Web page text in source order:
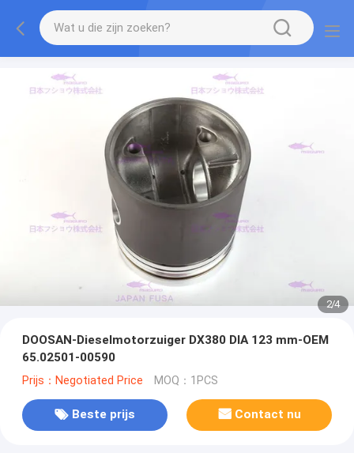
2/4
DOOSAN-Dieselmotorzuiger DX380 DIA 123 mm-OEM
65.02501-00590
Prijs：Negotiated Price MOQ：1PCS
Beste prijs Contact nu